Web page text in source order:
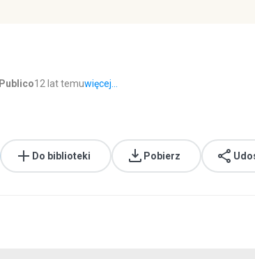
Publico12 lat temuwięcej...
Do biblioteki Pobierz